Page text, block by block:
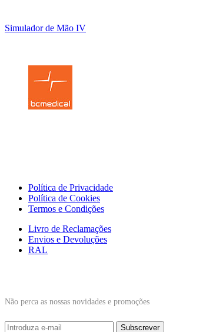
Simulador de Mão IV
Política de Privacidade
Política de Cookies
Termos e Condições
Livro de Reclamações
Envios e Devoluções
RAL
Não perca as nossas novidades e promoções